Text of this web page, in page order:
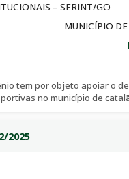
– SERINT/GO
MUNICÍPIO
tem por objeto apoiar o
no município de
2025